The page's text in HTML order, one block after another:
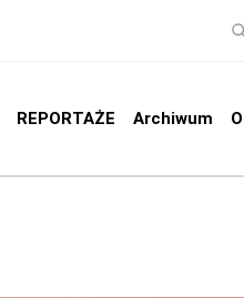
REPORTAŻE Archiwum